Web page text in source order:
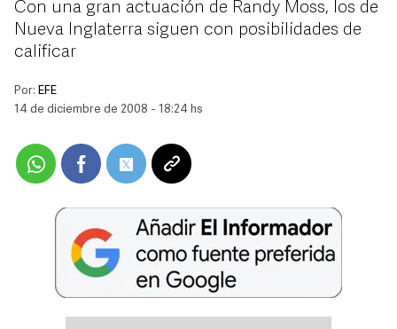
Con una gran actuación de Randy Moss, los de
Nueva Inglaterra siguen con posibilidades de
calificar
Por: EFE
14 de diciembre de 2008 - 18:24 hs